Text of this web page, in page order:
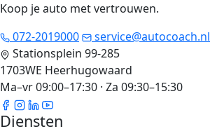
Koop je auto met vertrouwen.
072-2019000
service@autocoach.nl
Stationsplein 99-285
1703WE Heerhugowaard
Ma–vr 09:00–17:30 · Za 09:30–15:30
Diensten